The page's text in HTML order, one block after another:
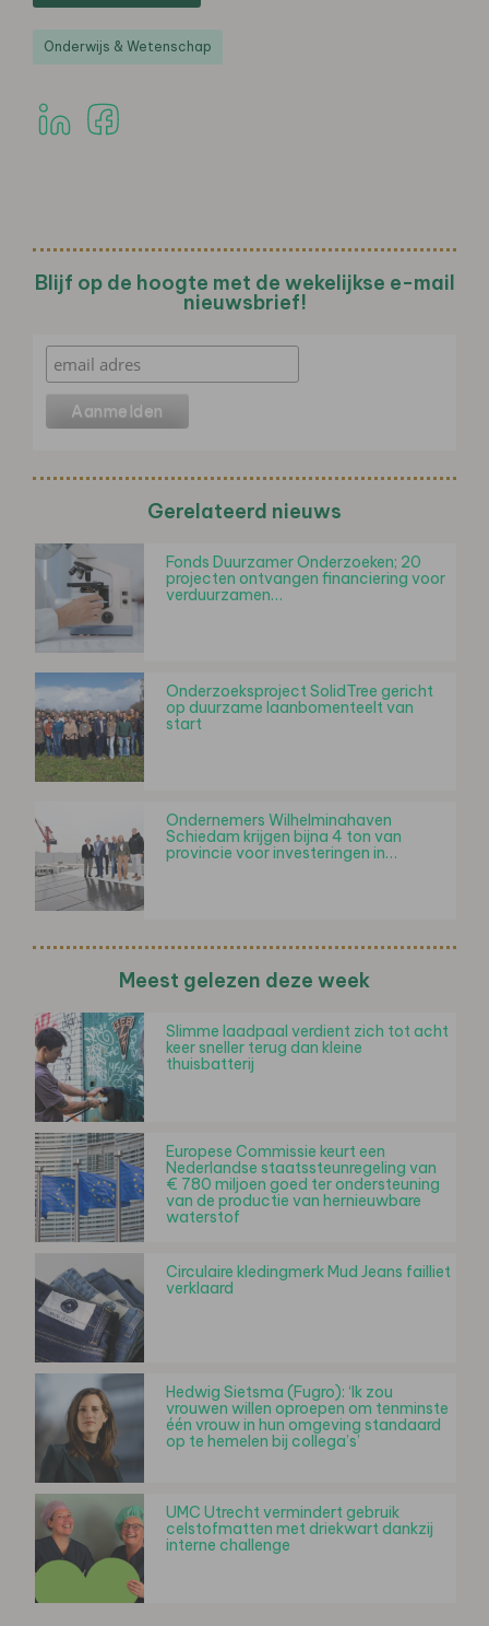
Onderwijs & Wetenschap
Blijf op de hoogte met de wekelijkse e-mail
nieuwsbrief!
Gerelateerd nieuws
Fonds Duurzamer Onderzoeken; 20
projecten ontvangen financiering voor
verduurzamen…
Onderzoeksproject SolidTree gericht
op duurzame laanbomenteelt van
start
Ondernemers Wilhelminahaven
Schiedam krijgen bijna 4 ton van
provincie voor investeringen in…
Meest gelezen deze week
Slimme laadpaal verdient zich tot acht
keer sneller terug dan kleine
thuisbatterij
Europese Commissie keurt een
Nederlandse staatssteunregeling van
€ 780 miljoen goed ter ondersteuning
van de productie van hernieuwbare
waterstof
Circulaire kledingmerk Mud Jeans failliet
verklaard
Hedwig Sietsma (Fugro): ‘Ik zou
vrouwen willen oproepen om tenminste
één vrouw in hun omgeving standaard
op te hemelen bij collega’s’
UMC Utrecht vermindert gebruik
celstofmatten met driekwart dankzij
interne challenge